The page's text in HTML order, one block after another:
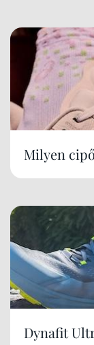
Milyen
Dynafit